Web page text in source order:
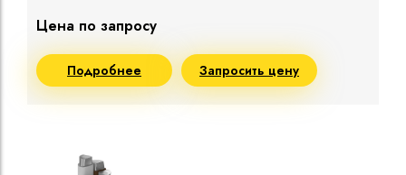
Цена по запросу
Подробнее Запросить цену